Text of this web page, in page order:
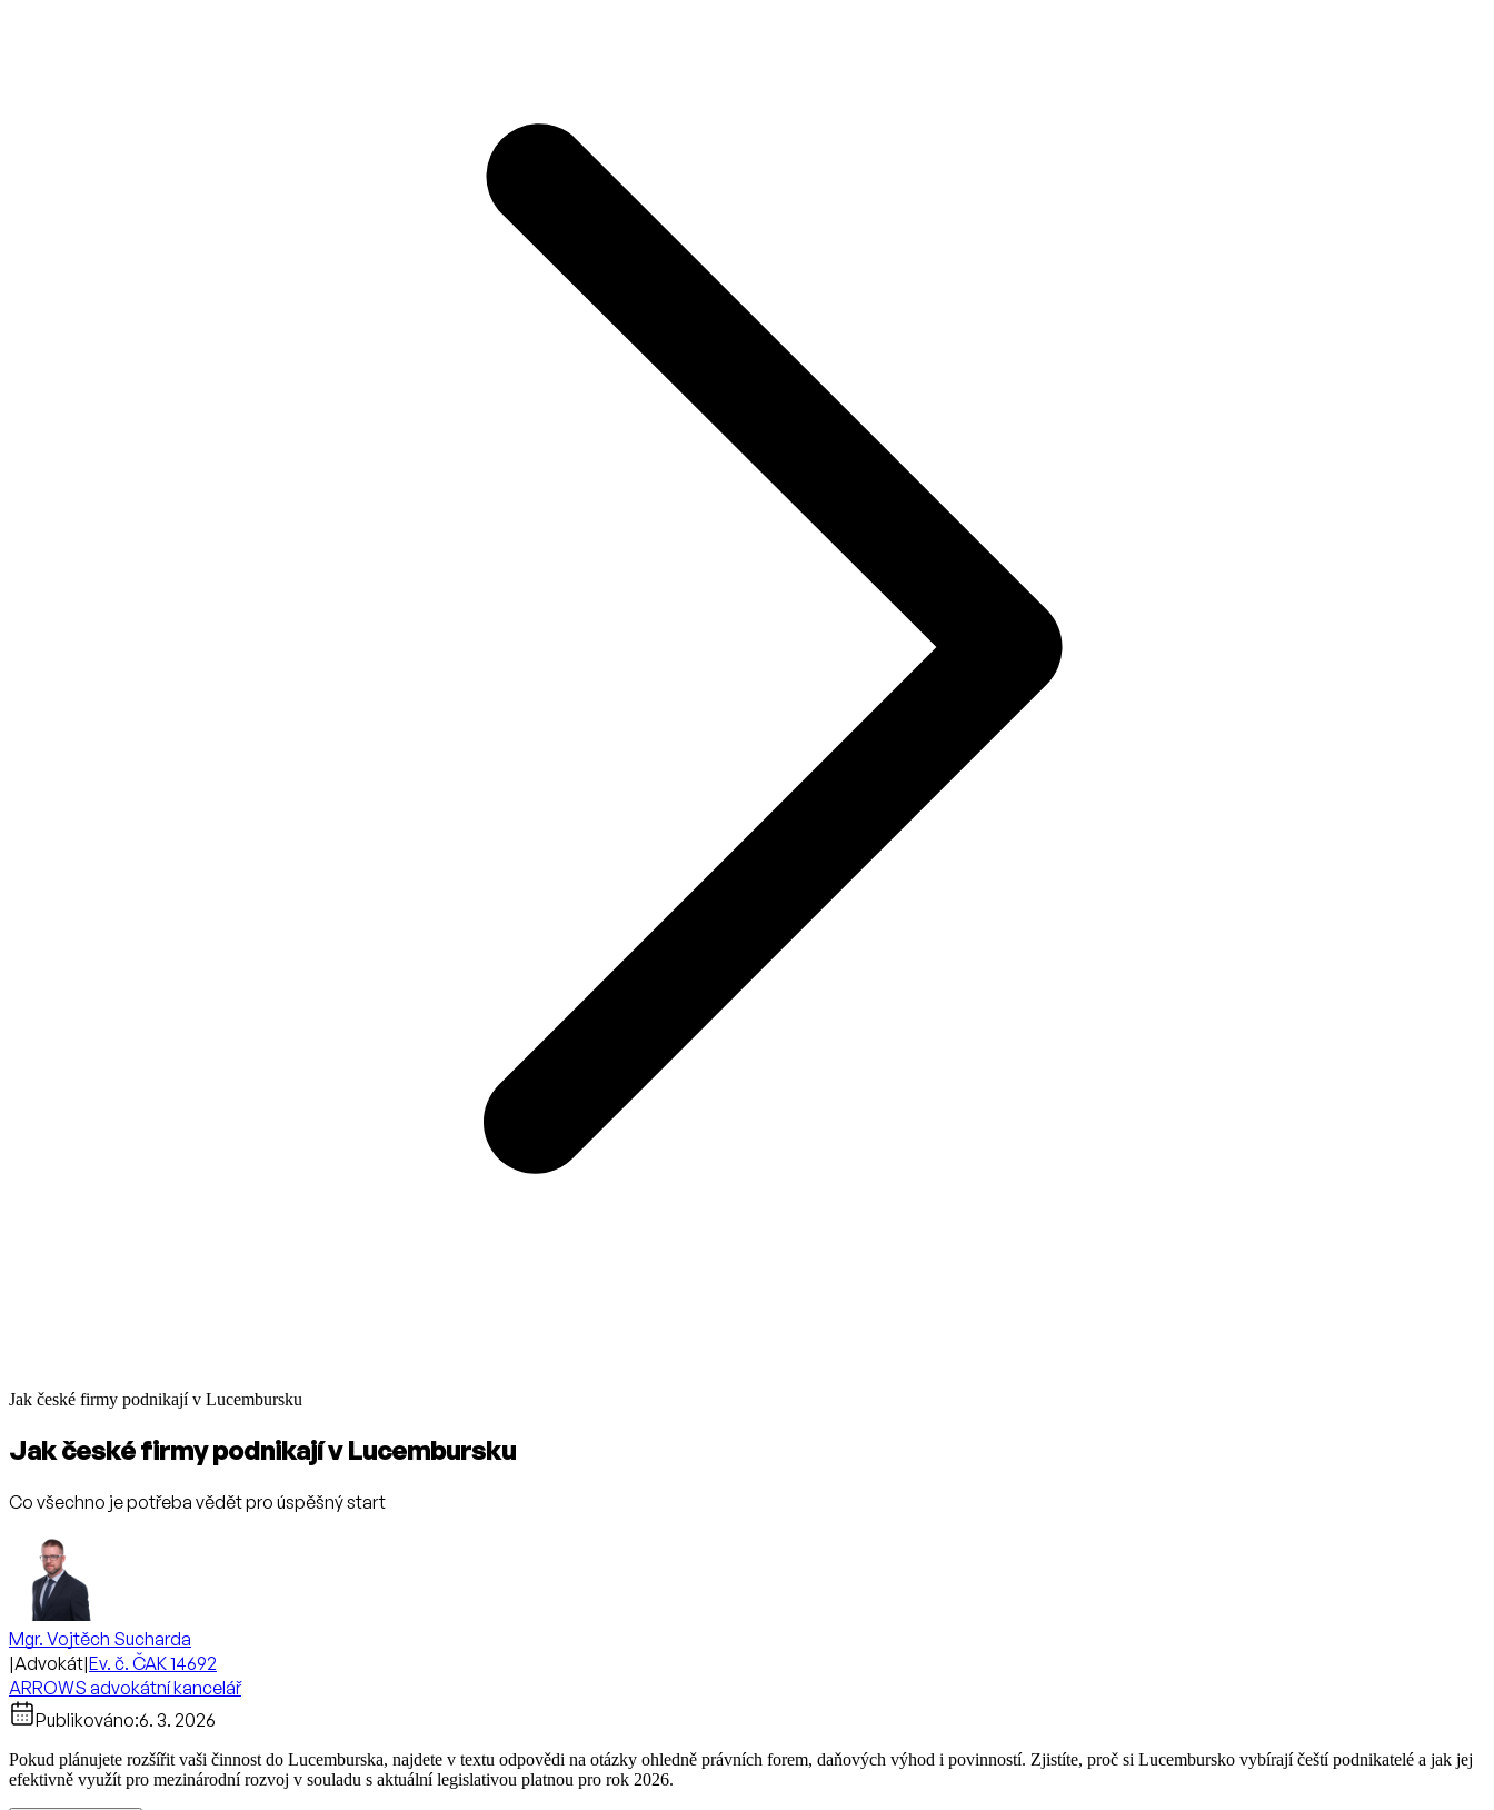
Jak české firmy podnikají v Lucembursku
Jak české firmy podnikají v Lucembursku
Co všechno je potřeba vědět pro úspěšný start
Mgr. Vojtěch Sucharda
|Advokát|Ev. č. ČAK 14692
ARROWS advokátní kancelář
Publikováno:6. 3. 2026
Pokud plánujete rozšířit vaši činnost do Lucemburska, najdete v textu odpovědi na otázky ohledně právních forem, daňových výhod i povinností. Zjistíte, proč si Lucembursko vybírají čeští podnikatelé a jak jej
efektivně využít pro mezinárodní rozvoj v souladu s aktuální legislativou platnou pro rok 2026.